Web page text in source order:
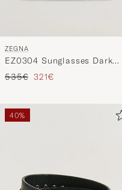
ZEGNA
EZ0304 Sunglasses Dark
Brown
Precio ordinario
535€ Precio reducido
321€
40%